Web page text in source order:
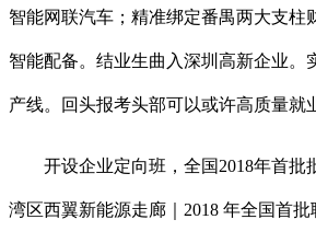
智能网联汽车；精准绑定番禺两大支柱
智能配备。结业生曲入深圳高新企业。
产线。回头报考头部可以或许高质量就
开设企业定向班，全国2018年首批
湾区西翼新能源走廊｜2018 年全国首批